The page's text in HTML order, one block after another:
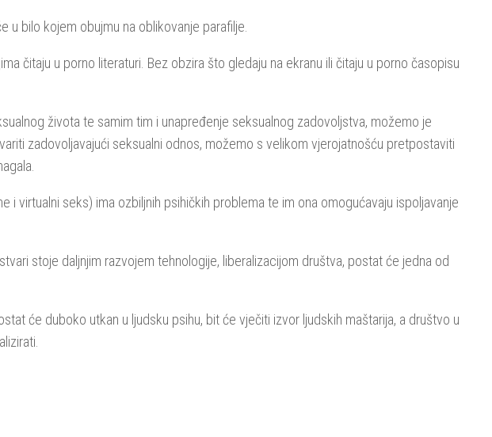
bilo kojem obujmu na oblikovanje parafilje.
čitaju u porno literaturi. Bez obzira što gledaju na ekranu ili čitaju u porno časopisu
života te samim tim i unapređenje seksualnog zadovoljstva, možemo je
zadovoljavajući seksualni odnos, možemo s velikom vjerojatnošću pretpostaviti
virtualni seks) ima ozbiljnih psihičkih problema te im ona omogućavaju ispoljavanje
stoje daljnjim razvojem tehnologije, liberalizacijom društva, postat će jedna od
će duboko utkan u ljudsku psihu, bit će vječiti izvor ljudskih maštarija, a društvo u